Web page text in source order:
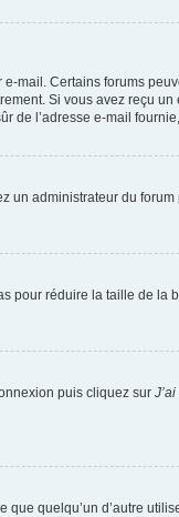
mail. Certains forums
Si vous avez reçu
de l’adresse e-mail
un administrateur du
pour réduire la taille de
puis cliquez sur
quelqu’un d’autre